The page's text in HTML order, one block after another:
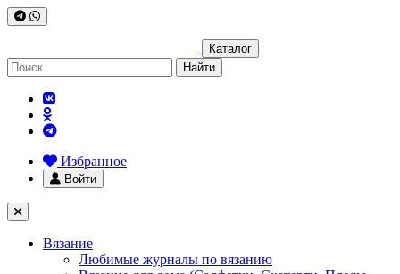
Каталог
Найти
Избранное
Войти
Вязание
Любимые журналы по вязанию